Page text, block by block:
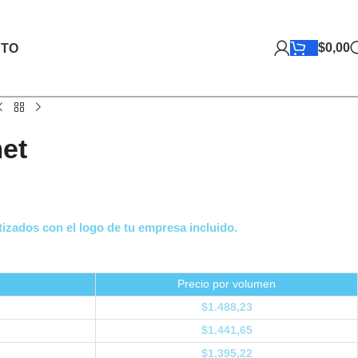
$0,00
con el logo de tu empresa incluido.
Precio por volumen
$1.488,23
$1.441,65
$1.395,22